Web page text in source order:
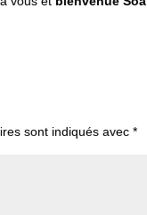
sont indiqués avec*